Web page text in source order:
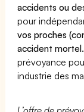
accidents ou
pour
vos proches
accident mortel.
prévoyance
industrie des